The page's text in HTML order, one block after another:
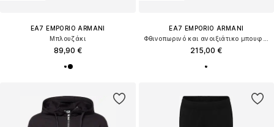
EA7 EMPORIO ARMANI
Μπλουζάκι
89,90 €
EA7 EMPORIO ARMANI
215,00 €